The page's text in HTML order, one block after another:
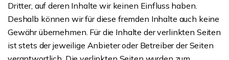
Dritter, auf deren Inhalte wir keinen Einfluss haben.
Deshalb können wir für diese fremden Inhalte auch keine
Gewähr übernehmen. Für die Inhalte der verlinkten Seiten
ist stets der jeweilige Anbieter oder Betreiber der Seiten